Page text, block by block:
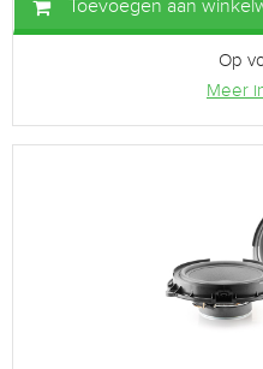
Toevoegen aan
Op
Meer